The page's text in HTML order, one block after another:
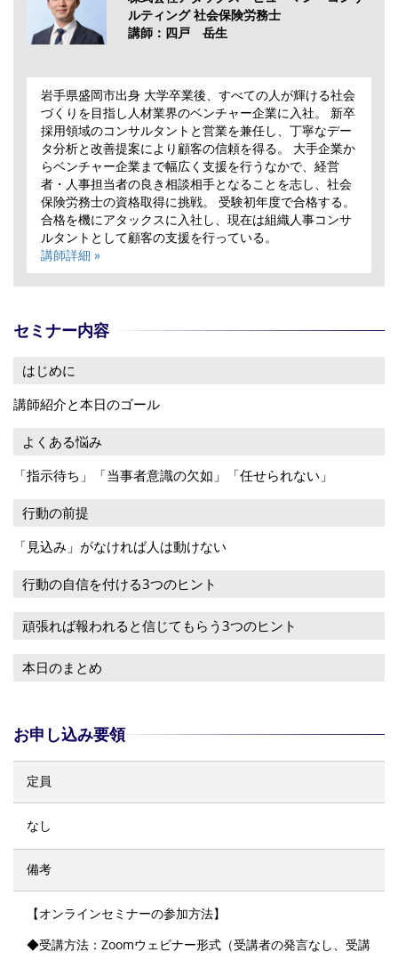
ルティング 社会保険労務士
講師：四戸 岳生
岩手県盛岡市出身 大学卒業後、すべての人が輝ける社会
づくりを目指し人材業界のベンチャー企業に入社。 新卒
採用領域のコンサルタントと営業を兼任し、丁寧なデー
タ分析と改善提案により顧客の信頼を得る。 大手企業か
らベンチャー企業まで幅広く⽀援を⾏うなかで、経営
者・人事担当者の良き相談相手となることを志し、社会
保険労務士の資格取得に挑戦。 受験初年度で合格する。
合格を機にアタックスに入社し、現在は組織人事コンサ
ルタントとして顧客の⽀援を⾏っている。
講師詳細 »
セミナー内容
はじめに
講師紹介と本日のゴール
よくある悩み
「指示待ち」「当事者意識の欠如」「任せられない」
行動の前提
「見込み」がなければ人は動けない
行動の自信を付ける3つのヒント
頑張れば報われると信じてもらう3つのヒント
本日のまとめ
お申し込み要領
定員
なし
備考
【オンラインセミナーの参加方法】
◆受講方法：Zoomウェビナー形式（受講者の発言なし、受講